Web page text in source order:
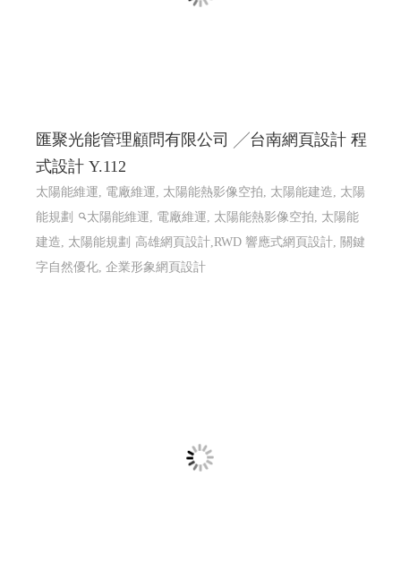
匯聚光能管理顧問有限公司 ╱台南網頁設計 程
式設計 Y.112
太陽能維運, 電廠維運, 太陽能熱影像空拍, 太陽能建造, 太陽
能規劃
太陽能維運, 電廠維運, 太陽能熱影像空拍, 太陽能
建造, 太陽能規劃 高雄網頁設計,RWD 響應式網頁設計, 關鍵
字自然優化, 企業形象網頁設計